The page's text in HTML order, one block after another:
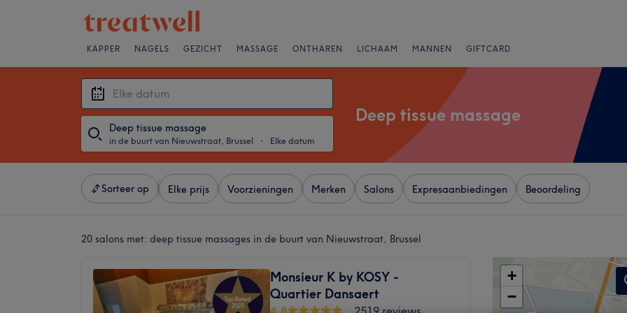
KAPPER NAGELS GEZICHT MASSAGE ONTHAREN LICHAAM MANNEN GIFTCARD
Deep tissue massage
in de buurt van Nieuwstraat, Brussel ・ Elke datum
Deep tissue massage
Sorteer op Elke prijs Voorzieningen Merken Salons Expresaanbiedingen Beoordeling
20 salons met: deep tissue massages in de buurt van Nieuwstraat, Brussel
Monsieur K by KOSY -
Quartier Dansaert
+
−